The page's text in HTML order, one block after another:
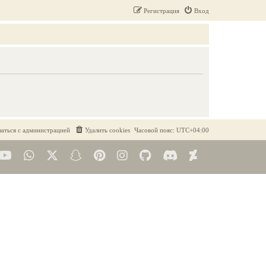
Вход
Регистрация
Часовой пояс: UTC+04:00
Удалить cookies
с администрацией